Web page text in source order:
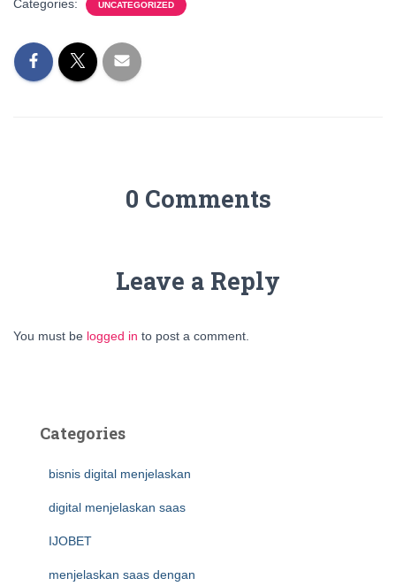
Categories: UNCATEGORIZED
0 Comments
Leave a Reply
You must be logged in to post a comment.
Categories
bisnis digital menjelaskan
digital menjelaskan saas
IJOBET
menjelaskan saas dengan